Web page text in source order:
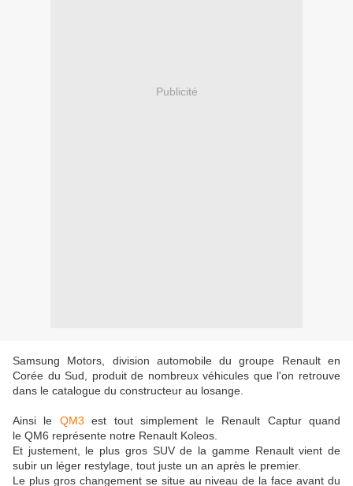
Publicité
Samsung Motors, division automobile du groupe Renault en
Corée du Sud, produit de nombreux véhicules que l'on retrouve
dans le catalogue du constructeur au losange.
Ainsi le QM3 est tout simplement le Renault Captur quand
le QM6 représente notre Renault Koleos.
Et justement, le plus gros SUV de la gamme Renault vient de
subir un léger restylage, tout juste un an après le premier.
Le plus gros changement se situe au niveau de la face avant du